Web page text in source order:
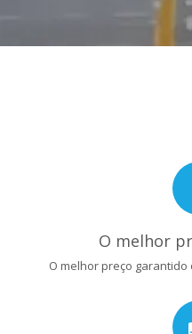
O melhor
O melhor preço